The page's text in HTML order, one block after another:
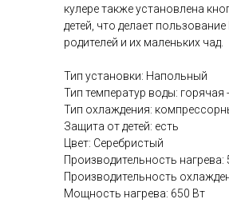
кулере также установлена
детей, что делает
родителей и их маленьких чад.
Тип установки: Напольный
Тип температур воды: горячая
Тип охлаждения:
Защита от детей: есть
Цвет: Серебристый
Производительность нагрева:
Производительность
Мощность нагрева: 650 Вт